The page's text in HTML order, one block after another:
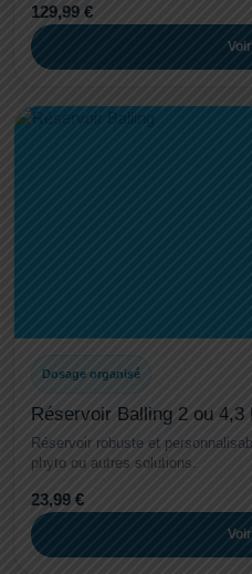
129,99 €
Dosage organisé
Réservoir Balling 2 ou 4,3
Réservoir robuste et
phyto ou autres solutions.
23,99 €